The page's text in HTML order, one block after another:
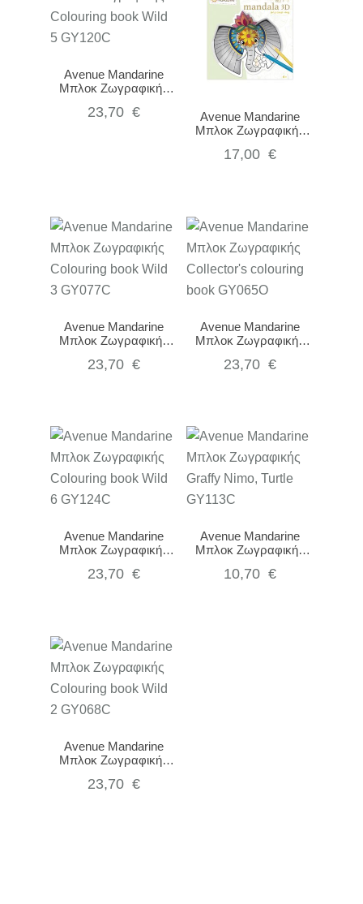
Avenue Mandarine
Μπλοκ Ζωγραφικής
GY120C
23,70 €
Avenue Mandarine
Μπλοκ Ζωγραφικής
3D, Animals of the
17,00 €
Avenue Mandarine
Μπλοκ Ζωγραφικής
GY077C
23,70 €
Avenue Mandarine
Μπλοκ Ζωγραφικής
book GY065O
23,70 €
Avenue Mandarine
Μπλοκ Ζωγραφικής
GY124C
23,70 €
Avenue Mandarine
Μπλοκ Ζωγραφικής
GY113C
10,70 €
Avenue Mandarine
Μπλοκ Ζωγραφικής
GY068C
23,70 €